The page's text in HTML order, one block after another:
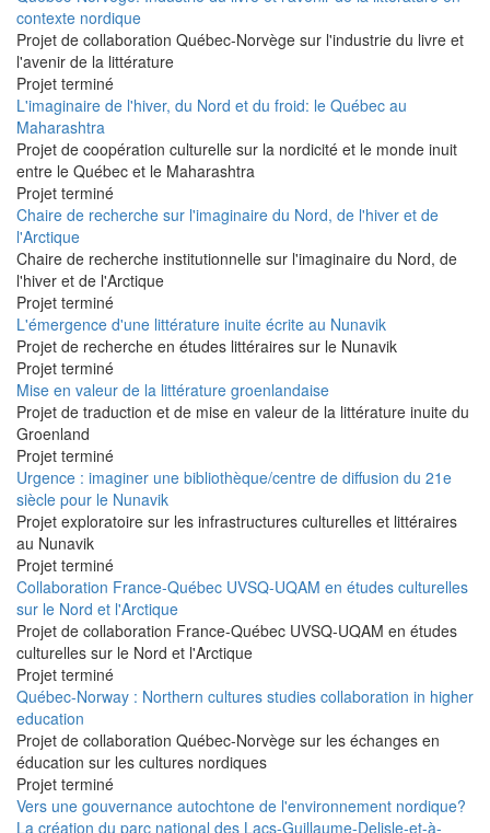
contexte nordique
Projet de collaboration Québec-Norvège sur l'industrie du livre et
l'avenir de la littérature
Projet terminé
L'imaginaire de l'hiver, du Nord et du froid: le Québec au
Maharashtra
Projet de coopération culturelle sur la nordicité et le monde inuit
entre le Québec et le Maharashtra
Projet terminé
Chaire de recherche sur l'imaginaire du Nord, de l'hiver et de
l'Arctique
Chaire de recherche institutionnelle sur l'imaginaire du Nord, de
l'hiver et de l'Arctique
Projet terminé
L'émergence d'une littérature inuite écrite au Nunavik
Projet de recherche en études littéraires sur le Nunavik
Projet terminé
Mise en valeur de la littérature groenlandaise
Projet de traduction et de mise en valeur de la littérature inuite du
Groenland
Projet terminé
Urgence : imaginer une bibliothèque/centre de diffusion du 21e
siècle pour le Nunavik
Projet exploratoire sur les infrastructures culturelles et littéraires
au Nunavik
Projet terminé
Collaboration France-Québec UVSQ-UQAM en études culturelles
sur le Nord et l'Arctique
Projet de collaboration France-Québec UVSQ-UQAM en études
culturelles sur le Nord et l'Arctique
Projet terminé
Québec-Norway : Northern cultures studies collaboration in higher
education
Projet de collaboration Québec-Norvège sur les échanges en
éducation sur les cultures nordiques
Projet terminé
Vers une gouvernance autochtone de l'environnement nordique?
La création du parc national des Lacs-Guillaume-Delisle-et-à-